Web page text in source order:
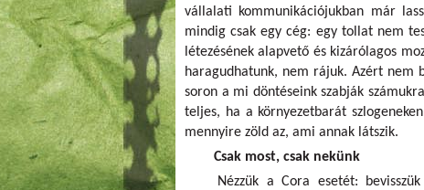
vállalati kommunikációjukban már
mindig csak egy cég: egy tollat nem
létezésének alapvető és kizárólagos
haragudhatunk, nem rájuk. Azért nem
soron a mi döntéseink szabják
teljes, ha a környezetbarát
mennyire zöld az, ami annak látszik.
Csak most, csak nekünk
Nézzük a Cora esetét: